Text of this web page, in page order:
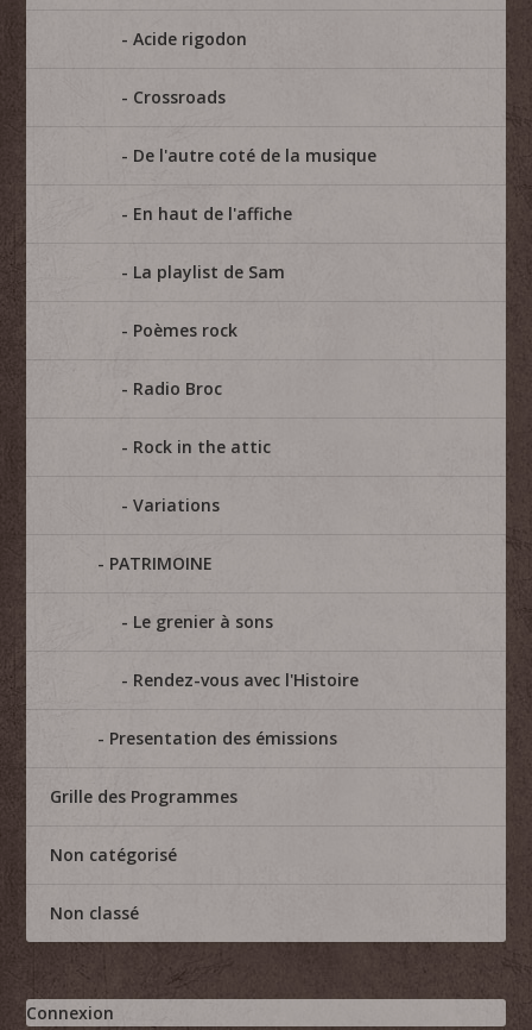
Acide rigodon
Crossroads
De l'autre coté de la musique
En haut de l'affiche
La playlist de Sam
Poèmes rock
Radio Broc
Rock in the attic
Variations
PATRIMOINE
Le grenier à sons
Rendez-vous avec l'Histoire
Presentation des émissions
Grille des Programmes
Non catégorisé
Non classé
Connexion